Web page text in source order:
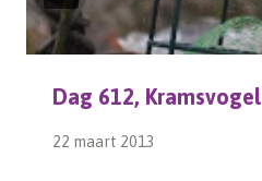
Dag 612, Kramsvogel
22 maart 2013